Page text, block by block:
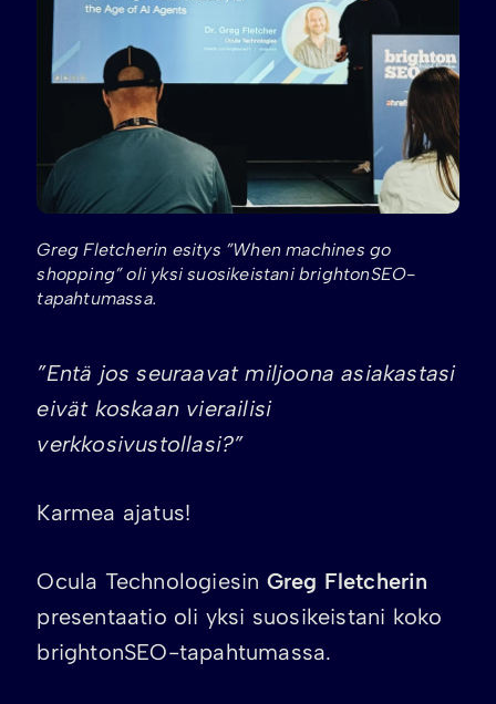
Greg Fletcherin esitys ”When machines go
shopping” oli yksi suosikeistani brightonSEO-
tapahtumassa.
”Entä jos seuraavat miljoona asiakastasi
eivät koskaan vierailisi
verkkosivustollasi?”
Karmea ajatus!
Ocula Technologiesin Greg Fletcherin
presentaatio oli yksi suosikeistani koko
brightonSEO-tapahtumassa.